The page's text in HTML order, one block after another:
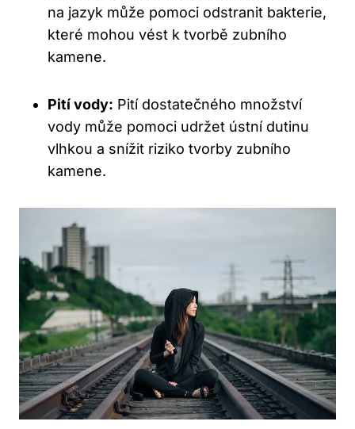
na jazyk může pomoci odstranit bakterie,
které mohou vést k tvorbě zubního
kamene.
Pití vody: Pití dostatečného množství
vody může pomoci udržet ústní dutinu
vlhkou a snížit riziko tvorby zubního
kamene.